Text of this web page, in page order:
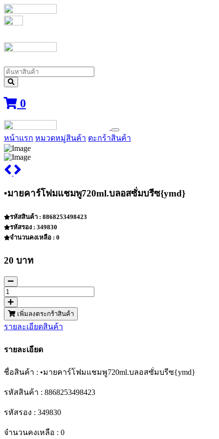
0
หน้าแรก หมวดหมู่สินค้า ตะกร้าสินค้า
•มายคาร์โฟมแชมพู720ml.บลอสซั่มบรีซ{ymd}
รหัสสินค้า : 8868253498423
รหัสรอง : 349830
จำนวนคงเหลือ : 0
20 บาท
เพิ่มลงตระกร้าสินค้า
รายละเอียดสินค้า
รายละเอียด
ชื่อสินค้า : •มายคาร์โฟมแชมพู720ml.บลอสซั่มบรีซ{ymd}
รหัสสินค้า : 8868253498423
รหัสรอง : 349830
จำนวนคงเหลือ : 0